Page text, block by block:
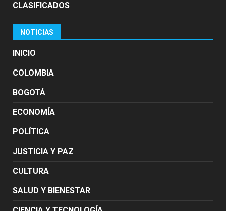
CLASIFICADOS
NOTICIAS
INICIO
COLOMBIA
BOGOTÁ
ECONOMÍA
POLÍTICA
JUSTICIA Y PAZ
CULTURA
SALUD Y BIENESTAR